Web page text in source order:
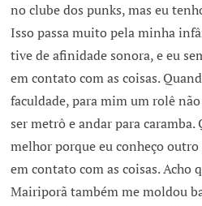
no clube dos punks, mas eu
Isso passa muito pela minha
tive de afinidade sonora, e eu
em contato com as coisas.
faculdade, para mim um rolê
ser metrô e andar para
melhor porque eu conheço outro
em contato com as coisas. Acho
Mairiporã também me moldou